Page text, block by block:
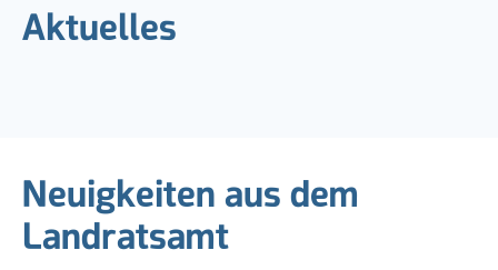
Aktuelles
Neuigkeiten aus dem
Landratsamt